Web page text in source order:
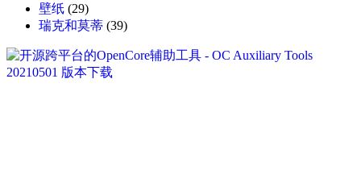
壁纸 (29)
瑞克和莫蒂 (39)